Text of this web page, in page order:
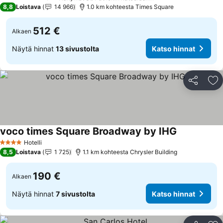
8,8 Loistava 14 966 1.0 km kohteesta Times Square
Alkaen 512 €
Näytä hinnat 13 sivustolta Katso hinnat
Jaa
4 Tähtiluokitus
Hotelli
voco times Square Broadway by IHG
8,5 Loistava 1 725 1.1 km kohteesta Chrysler Building
Alkaen 190 €
Näytä hinnat 7 sivustolta Katso hinnat